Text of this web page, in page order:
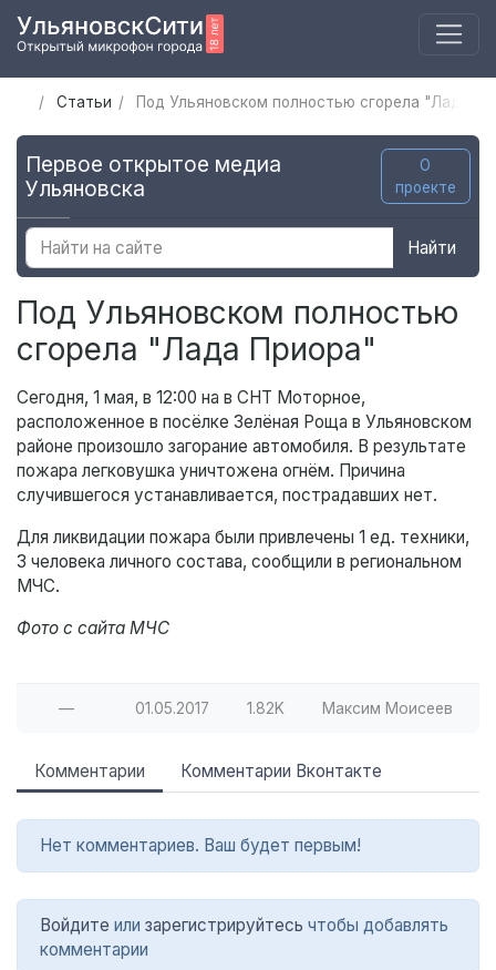
Статьи Под Ульяновском полностью сгорела "Лада
Первое открытое медиа
Ульяновска
О
проекте
Найти
Под Ульяновском полностью
сгорела "Лада Приора"
Сегодня, 1 мая, в 12:00 на в СНТ Моторное,
расположенное в посёлке Зелёная Роща в Ульяновском
районе произошло загорание автомобиля. В результате
пожара легковушка уничтожена огнём. Причина
случившегося устанавливается, пострадавших нет.
Для ликвидации пожара были привлечены 1 ед. техники,
3 человека личного состава, сообщили в региональном
МЧС.
Фото с сайта МЧС
— 01.05.2017 1.82K Максим Моисеев
Комментарии Комментарии Вконтакте
Нет комментариев. Ваш будет первым!
Войдите или зарегистрируйтесь чтобы добавлять
комментарии